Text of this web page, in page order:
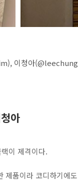
이청아
아
이 제격이다.
품이라 코디하기에